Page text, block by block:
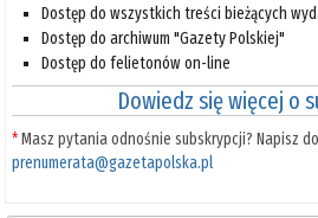
Dostęp do wszystkich treści bieżących
Dostęp do archiwum "Gazety Polskiej"
Dostęp do felietonów on-line
Dowiedz się więcej o
*Masz pytania odnośnie subskrypcji? Napisz
prenumerata@gazetapolska.pl